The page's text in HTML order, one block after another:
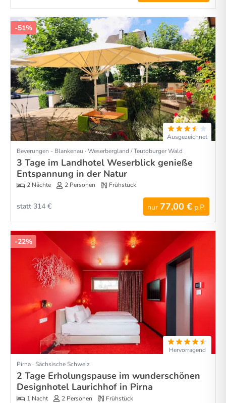
-51%
Ausgezeichnet
Beverungen - Blankenau · Weserbergland / Teutoburger Wald
3 Tage im Landhotel Weserblick genieße
Entspannung in der Natur
2 Nächte 2 Personen Frühstück
nur 77,00 € p.P.
statt 314 €
-22%
Hervorragend
Pirna · Sächsische Schweiz
2 Tage Erholungspause im wunderschönen
Designhotel Laurichhof in Pirna
1 Nacht 2 Personen Frühstück